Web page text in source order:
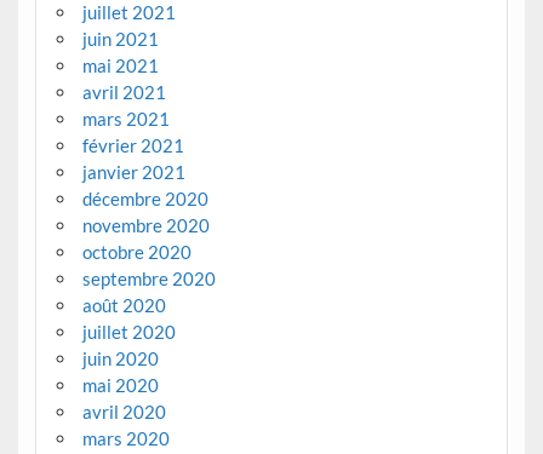
juillet 2021
juin 2021
mai 2021
avril 2021
mars 2021
février 2021
janvier 2021
décembre 2020
novembre 2020
octobre 2020
septembre 2020
août 2020
juillet 2020
juin 2020
mai 2020
avril 2020
mars 2020